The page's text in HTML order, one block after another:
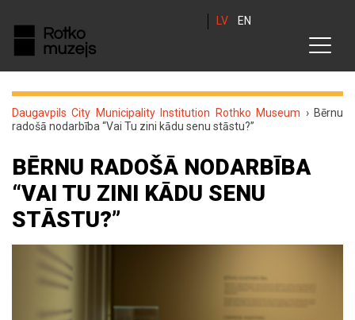
LV EN
Daugavpils City Municipality Institution Rothko Museum › Bērnu
radošā nodarbība “Vai Tu zini kādu senu stāstu?”
BĒRNU RADOŠĀ NODARBĪBA
“VAI TU ZINI KĀDU SENU
STĀSTU?”